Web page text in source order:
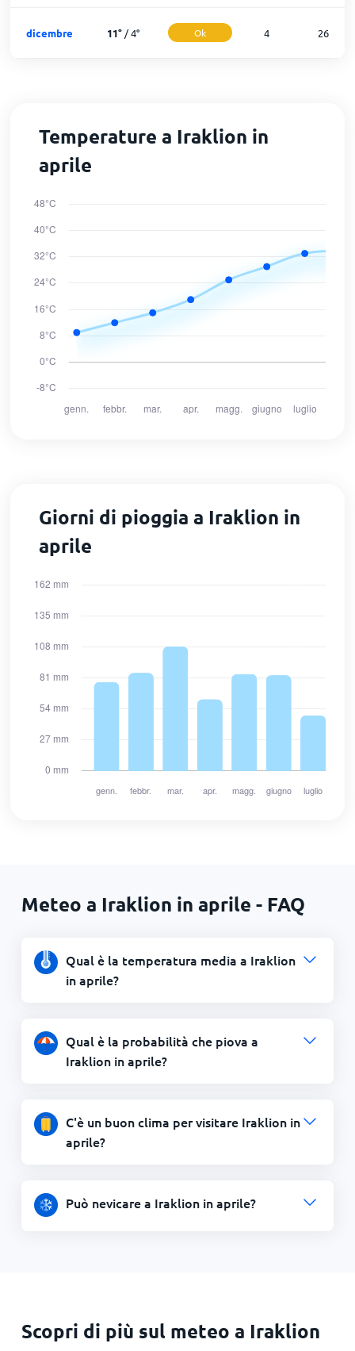
dicembre 11° /4° Ok 4 26
Temperature a Iraklion in
aprile
Giorni di pioggia a Iraklion in
aprile
Meteo a Iraklion in aprile - FAQ
Qual è la temperatura media a Iraklion
in aprile?
Qual è la probabilità che piova a
Iraklion in aprile?
C'è un buon clima per visitare Iraklion in
aprile?
Può nevicare a Iraklion in aprile?
Scopri di più sul meteo a Iraklion